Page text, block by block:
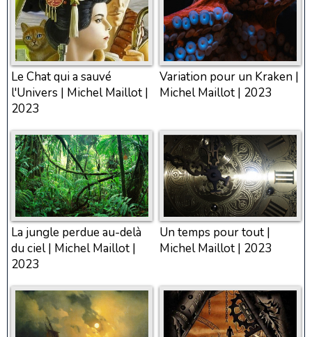
Le Chat qui a sauvé
l'Univers | Michel Maillot |
2023
Variation pour un Kraken |
Michel Maillot | 2023
La jungle perdue au-delà
du ciel | Michel Maillot |
2023
Un temps pour tout |
Michel Maillot | 2023